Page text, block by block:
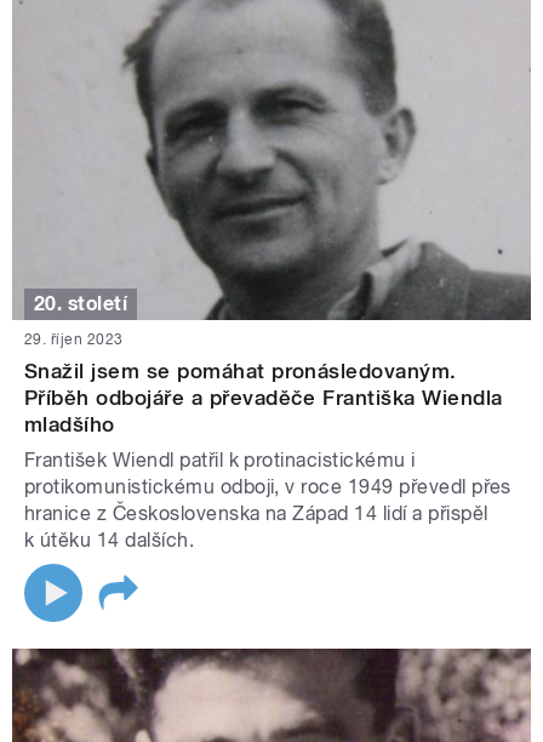
20. století
29. říjen 2023
Snažil jsem se pomáhat pronásledovaným.
Příběh odbojáře a převaděče Františka Wiendla
mladšího
František Wiendl patřil k protinacistickému i
protikomunistickému odboji, v roce 1949 převedl přes
hranice z Československa na Západ 14 lidí a přispěl
k útěku 14 dalších.